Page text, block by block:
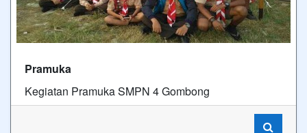
Pramuka
Kegiatan Pramuka SMPN 4 Gombong